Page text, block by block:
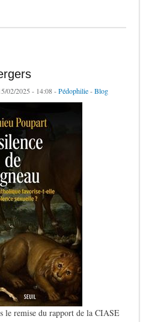
02/2025 - 14:08 -Pédophilie-Blog
le remise du rapport de la CIASE